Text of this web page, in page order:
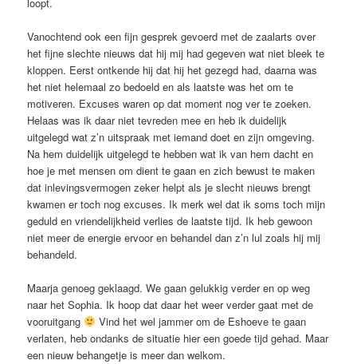
Vanochtend ook een fijn gesprek gevoerd met de zaalarts over
het fijne slechte nieuws dat hij mij had gegeven wat niet bleek te
kloppen. Eerst ontkende hij dat hij het gezegd had, daarna was
het niet helemaal zo bedoeld en als laatste was het om te
motiveren. Excuses waren op dat moment nog ver te zoeken.
Helaas was ik daar niet tevreden mee en heb ik duidelijk
uitgelegd wat z’n uitspraak met iemand doet en zijn omgeving.
Na hem duidelijk uitgelegd te hebben wat ik van hem dacht en
hoe je met mensen om dient te gaan en zich bewust te maken
dat inlevingsvermogen zeker helpt als je slecht nieuws brengt
kwamen er toch nog excuses. Ik merk wel dat ik soms toch mijn
geduld en vriendelijkheid verlies de laatste tijd. Ik heb gewoon
niet meer de energie ervoor en behandel dan z’n lul zoals hij mij
behandeld.
Maarja genoeg geklaagd. We gaan gelukkig verder en op weg
naar het Sophia. Ik hoop dat daar het weer verder gaat met de
vooruitgang
Vind het wel jammer om de Eshoeve te gaan
verlaten, heb ondanks de situatie hier een goede tijd gehad. Maar
een nieuw behangetje is meer dan welkom.